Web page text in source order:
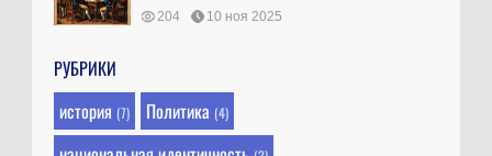
204 10 ноя 2025
РУБРИКИ
история (7) Политика (4)